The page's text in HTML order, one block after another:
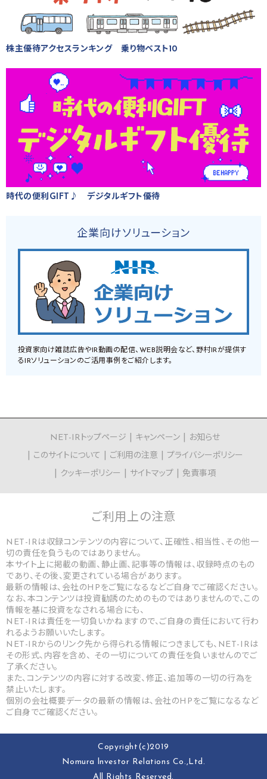
株主優待アクセスランキング 乗り物ベスト10
時代の便利GIFT♪ デジタルギフト優待
企業向けソリューション
投資家向け雑誌広告やIR動画の配信、WEB説明会など、野村IRが提供す
るIRソリューションのご活用事例をご紹介します。
NET-IRトップページ キャンペーン
お知らせ
このサイトについて
ご利用の注意
プライバシーポリシー
クッキーポリシー
サイトマップ 免責事項
ご利用上の注意
NET-IRは収録コンテンツの内容について、正確性、相当性、その他一
切の責任を負うものではありません。
本サイト上に掲載の動画、静止画、記事等の情報は、収録時点のもの
であり、その後、変更されている場合があります。
最新の情報は、会社のHPをご覧になるなどご自身でご確認ください。
なお、本コンテンツは投資勧誘のためのものではありませんので、この
情報を基に投資をなされる場合にも、
NET-IRは責任を一切負いかねますので、ご自身の責任において行わ
れるようお願いいたします。
NET-IRからのリンク先から得られる情報につきましても、NET-IRは
その形式、内容を含め、 その一切についての責任を負いませんのでご
了承ください。
また、コンテンツの内容に対する改変、修正、追加等の一切の行為を
禁止いたします。
個別の会社概要データの最新の情報は、会社のHPをご覧になるなど
ご自身でご確認ください。
Copyright(c)2019
Nomura lnvestor Relations Co.,Ltd.
All Rights Reserved.